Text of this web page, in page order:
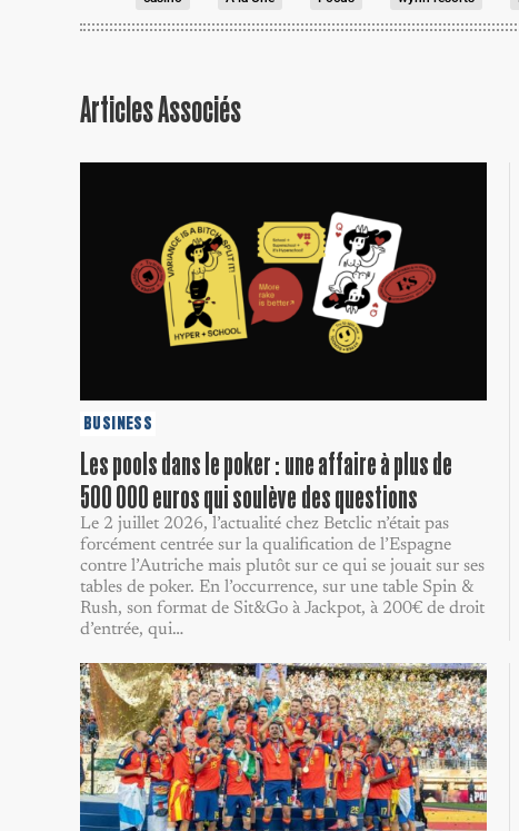
Articles Associés
BUSINESS
Les pools dans le poker : une affaire à plus de
500 000 euros qui soulève des questions
Le 2 juillet 2026, l’actualité chez Betclic n’était pas
forcément centrée sur la qualification de l’Espagne
contre l’Autriche mais plutôt sur ce qui se jouait sur ses
tables de poker. En l’occurrence, sur une table Spin &
Rush, son format de Sit&Go à Jackpot, à 200€ de droit
d’entrée, qui…